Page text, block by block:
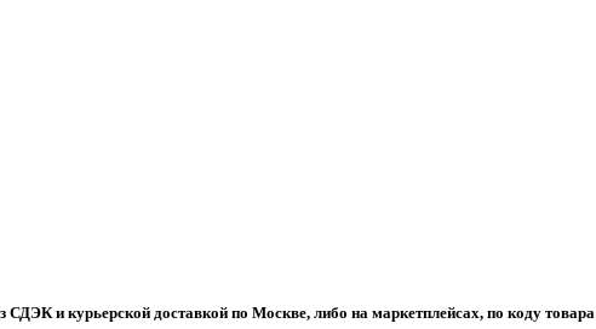
и курьерской доставкой по Москве, либо на маркетплейсах, по коду товара